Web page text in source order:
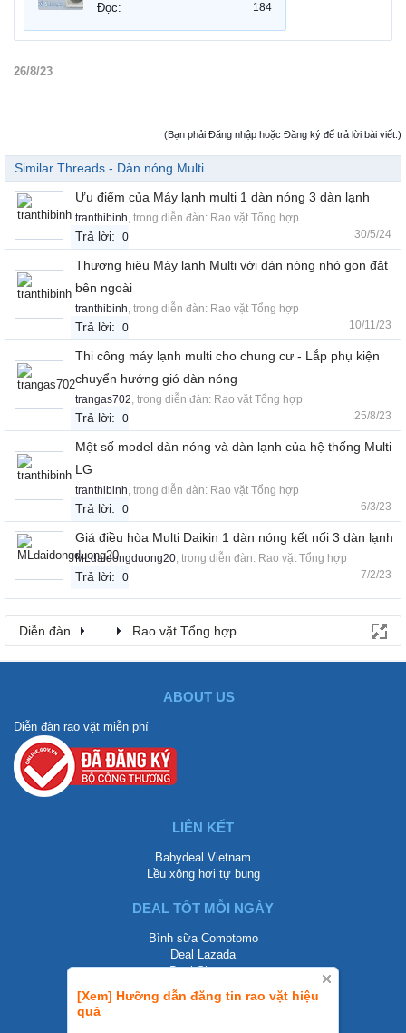
[Xem] Hưỡng dẫn đăng tin rao vặt hiệu
quả
Đọc: 184
26/8/23
(Bạn phải Đăng nhập hoặc Đăng ký để trả lời bài viết.)
Similar Threads - Dàn nóng Multi
Ưu điểm của Máy lạnh multi 1 dàn nóng 3 dàn lạnh
tranthibinh, trong diễn đàn: Rao vặt Tổng hợp
Trả lời: 0 30/5/24
Thương hiệu Máy lạnh Multi với dàn nóng nhỏ gọn đặt
bên ngoài
tranthibinh, trong diễn đàn: Rao vặt Tổng hợp
Trả lời: 0 10/11/23
Thi công máy lạnh multi cho chung cư - Lắp phụ kiện
chuyển hướng gió dàn nóng
trangas702, trong diễn đàn: Rao vặt Tổng hợp
Trả lời: 0 25/8/23
Một số model dàn nóng và dàn lạnh của hệ thống Multi
LG
tranthibinh, trong diễn đàn: Rao vặt Tổng hợp
Trả lời: 0 6/3/23
Giá điều hòa Multi Daikin 1 dàn nóng kết nối 3 dàn lạnh
MLdaidongduong20, trong diễn đàn: Rao vặt Tổng hợp
Trả lời: 0 7/2/23
Diễn đàn ... Rao vặt Tổng hợp
ABOUT US
Diễn đàn rao vặt miễn phí
LIÊN KẾT
Babydeal Vietnam
Lều xông hơi tự bung
DEAL TỐT MỖI NGÀY
Bình sữa Comotomo
Deal Lazada
Deal Shopee
LIÊN HỆ